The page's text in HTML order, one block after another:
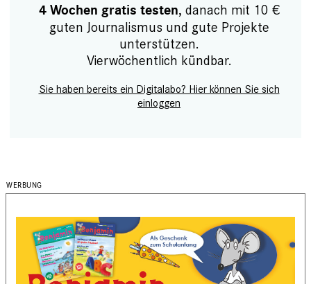
4 Wochen gratis testen, danach mit 10 €
guten Journalismus und gute Projekte
unterstützen.
Vierwöchentlich kündbar.
Sie haben bereits ein Digitalabo? Hier können Sie sich
einloggen